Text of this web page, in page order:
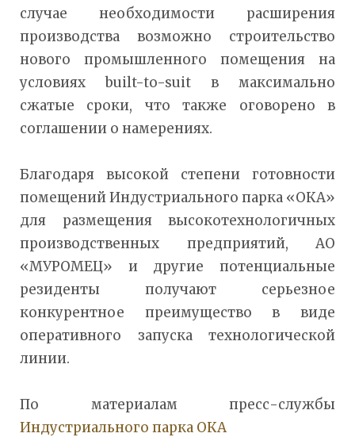
случае необходимости расширения
производства возможно строительство
нового промышленного помещения на
условиях built-to-suit в максимально
сжатые сроки, что также оговорено в
соглашении о намерениях.
Благодаря высокой степени готовности
помещений Индустриального парка «ОКА»
для размещения высокотехнологичных
производственных предприятий, АО
«МУРОМЕЦ» и другие потенциальные
резиденты получают серьезное
конкурентное преимущество в виде
оперативного запуска технологической
линии.
По материалам пресс-службы
Индустриального парка ОКА